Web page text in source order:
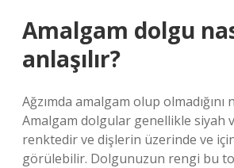
Amalgam dolgu
anlaşılır?
Ağzımda amalgam olup olmadığını
Amalgam dolgular genellikle siyah
renktedir ve dişlerin üzerinde ve
görülebilir. Dolgunuzun rengi bu